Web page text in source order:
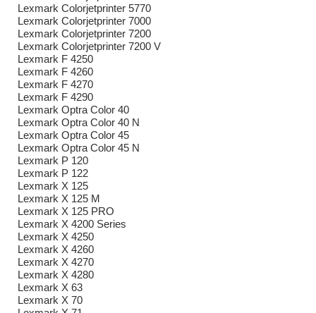
Lexmark Colorjetprinter 5770
Lexmark Colorjetprinter 7000
Lexmark Colorjetprinter 7200
Lexmark Colorjetprinter 7200 V
Lexmark F 4250
Lexmark F 4260
Lexmark F 4270
Lexmark F 4290
Lexmark Optra Color 40
Lexmark Optra Color 40 N
Lexmark Optra Color 45
Lexmark Optra Color 45 N
Lexmark P 120
Lexmark P 122
Lexmark X 125
Lexmark X 125 M
Lexmark X 125 PRO
Lexmark X 4200 Series
Lexmark X 4250
Lexmark X 4260
Lexmark X 4270
Lexmark X 4280
Lexmark X 63
Lexmark X 70